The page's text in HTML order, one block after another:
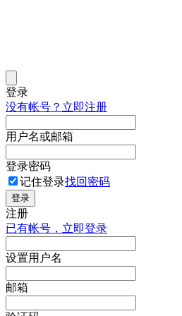
登录
没有帐号？立即注册
用户名或邮箱
登录密码
记住登录找回密码
登录
注册
已有帐号，立即登录
设置用户名
邮箱